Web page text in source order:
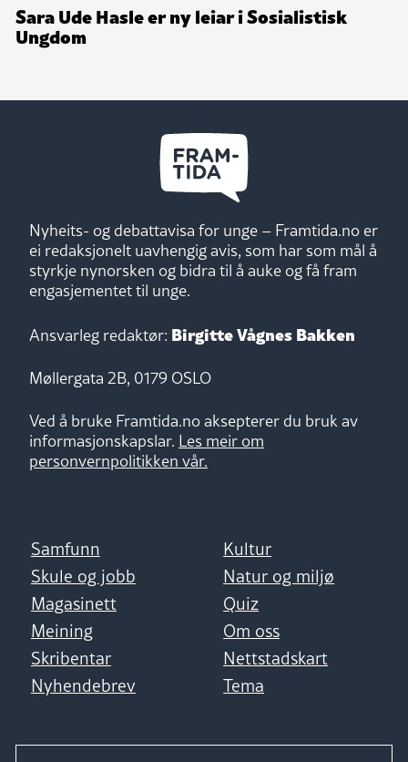
Sara Ude Hasle er ny leiar i Sosialistisk
Ungdom
Nyheits- og debattavisa for unge – Framtida.no er
ei redaksjonelt uavhengig avis, som har som mål å
styrkje nynorsken og bidra til å auke og få fram
engasjementet til unge.
Ansvarleg redaktør: Birgitte Vågnes Bakken
Møllergata 2B, 0179 OSLO
Ved å bruke Framtida.no aksepterer du bruk av
informasjonskapslar. Les meir om
personvernpolitikken vår.
Samfunn
Kultur
Skule og jobb
Natur og miljø
Magasinett
Quiz
Meining
Om oss
Skribentar
Nettstadskart
Nyhendebrev
Tema